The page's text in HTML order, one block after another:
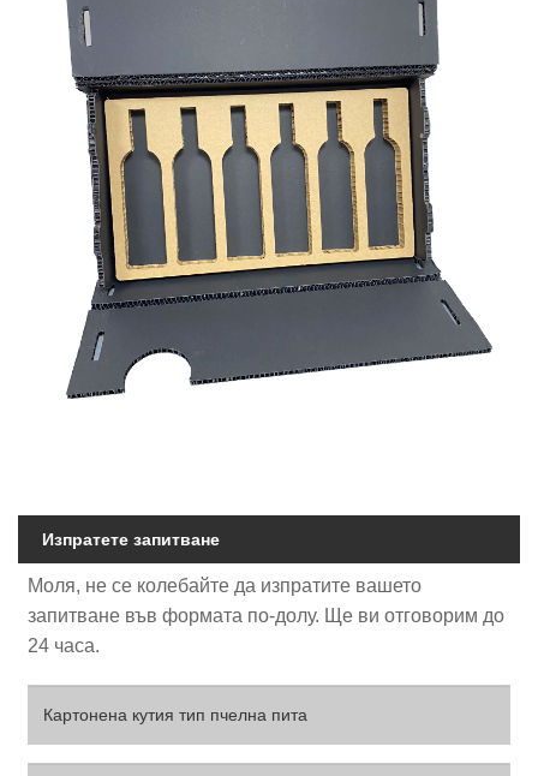
Изпратете запитване
Моля, не се колебайте да изпратите вашето
запитване във формата по-долу. Ще ви отговорим до
24 часа.